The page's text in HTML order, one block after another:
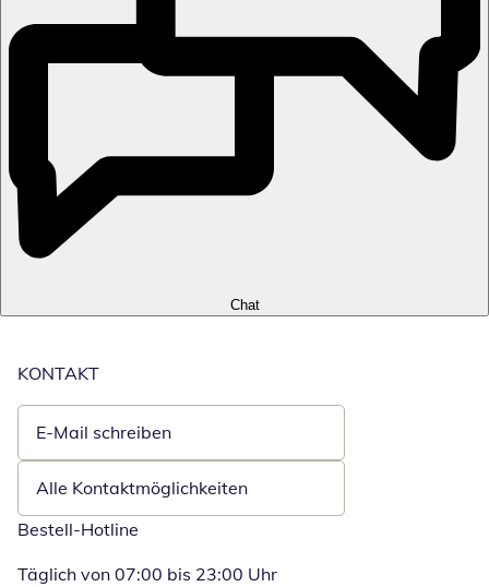
Chat
KONTAKT
E-Mail schreiben
Öffnet E-Mail-Client
Alle Kontaktmöglichkeiten
Bestell-Hotline
Täglich von 07:00 bis 23:00 Uhr